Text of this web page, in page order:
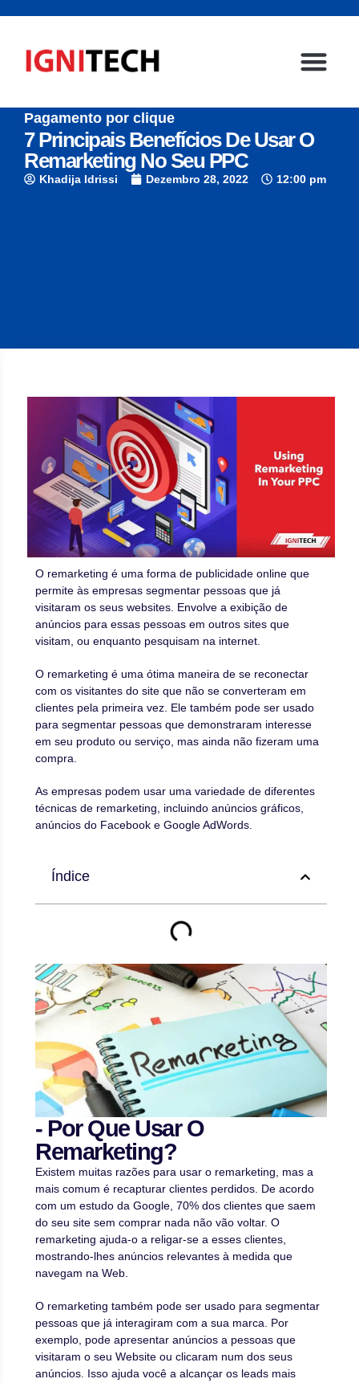
Pagamento por clique
7 Principais Benefícios De Usar O
Remarketing No Seu PPC
Khadija Idrissi Dezembro 28, 2022 12:00 pm
O remarketing é uma forma de publicidade online que
permite às empresas segmentar pessoas que já
visitaram os seus websites. Envolve a exibição de
anúncios para essas pessoas em outros sites que
visitam, ou enquanto pesquisam na internet.
O remarketing é uma ótima maneira de se reconectar
com os visitantes do site que não se converteram em
clientes pela primeira vez. Ele também pode ser usado
para segmentar pessoas que demonstraram interesse
em seu produto ou serviço, mas ainda não fizeram uma
compra.
As empresas podem usar uma variedade de diferentes
técnicas de remarketing, incluindo anúncios gráficos,
anúncios do Facebook e Google AdWords.
Índice
- Por Que Usar O
Remarketing?
Existem muitas razões para usar o remarketing, mas a
mais comum é recapturar clientes perdidos. De acordo
com um estudo da Google, 70% dos clientes que saem
do seu site sem comprar nada não vão voltar. O
remarketing ajuda-o a religar-se a esses clientes,
mostrando-lhes anúncios relevantes à medida que
navegam na Web.
O remarketing também pode ser usado para segmentar
pessoas que já interagiram com a sua marca. Por
exemplo, pode apresentar anúncios a pessoas que
visitaram o seu Website ou clicaram num dos seus
anúncios. Isso ajuda você a alcançar os leads mais